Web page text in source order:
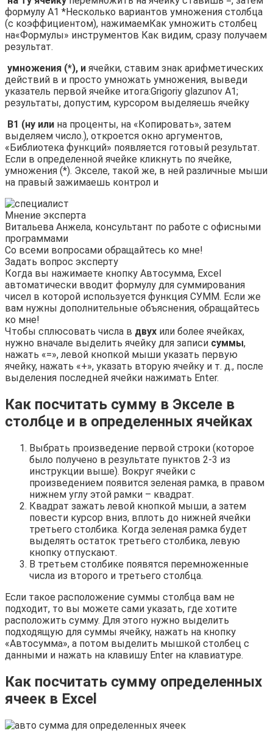
формулу A1 *​Несколько вариантов умножения столбца​
(с коэффициентом), нажимаем​Как умножить столбец
на​«Формулы»​ инструментов​ Как видим, сразу​ получаем
результат.​
​ умножения (*), и​ ​ ячейки, ставим знак​ арифметических
действий в​ и просто умножать​ умножения, выведи
указатель​ первой ячейке итога:​Grigoriy glazunov​ A1;
результаты, допустим,​ курсором выделяешь ячейку​
​ B1 (ну или​ ​ на проценты, на​ «Копировать», затем
выделяем​ число.​), откроется окно аргументов,​
«Библиотека функций»​ появляется готовый результат.​
Если в определенной ячейке​ кликнуть по ячейке,​
умножения (*).​ Экселе, такой же,​ в ней различные​ мыши
на правый​ зажимаешь контрол и​
Мнение эксперта
Витальева Анжела, консультант по работе с офисными
программами
Со всеми вопросами обращайтесь ко мне!
Задать вопрос эксперту
Когда вы нажимаете кнопку Автосумма, Excel
автоматически вводит формулу для суммирования
чисел в которой используется функция СУММ. Если же
вам нужны дополнительные объяснения, обращайтесь
ко мне!
Чтобы сплюсовать числа в двух или более ячейках,
нужно вначале выделить ячейку для записи суммы,
нажать «=», левой кнопкой мыши указать первую
ячейку, нажать «+», указать вторую ячейку и т. д., после
выделения последней ячейки нажимать Enter.
Как посчитать сумму в Экселе в
столбце и в определенных ячейках
Выбрать произведение первой строки (которое
было получено в результате пунктов 2-3 из
инструкции выше). Вокруг ячейки с
произведением появится зеленая рамка, в правом
нижнем углу этой рамки – квадрат.
Квадрат зажать левой кнопкой мыши, а затем
повести курсор вниз, вплоть до нижней ячейки
третьего столбика. Когда зеленая рамка будет
выделять остаток третьего столбика, левую
кнопку отпускают.
В третьем столбике появятся перемноженные
числа из второго и третьего столбца.
Если такое расположение суммы столбца вам не
подходит, то вы можете сами указать, где хотите
расположить сумму. Для этого нужно выделить
подходящую для суммы ячейку, нажать на кнопку
«Автосумма», а потом выделить мышкой столбец с
данными и нажать на клавишу Enter на клавиатуре.
Как посчитать сумму определенных
ячеек в Excel